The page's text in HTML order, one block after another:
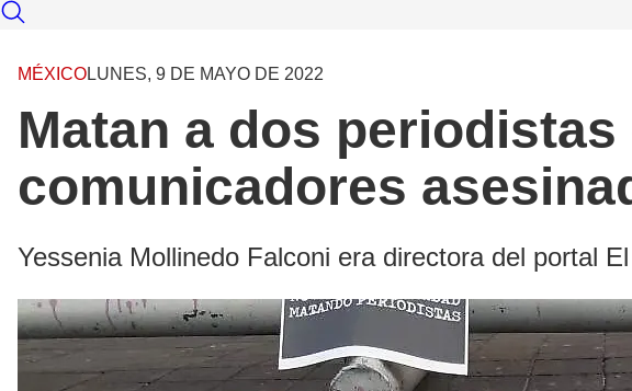
MÉXICOLUNES, 9 DE MAYO DE 2022
Matan a dos
comunicadores
Yessenia Mollinedo Falconi era directora del portal